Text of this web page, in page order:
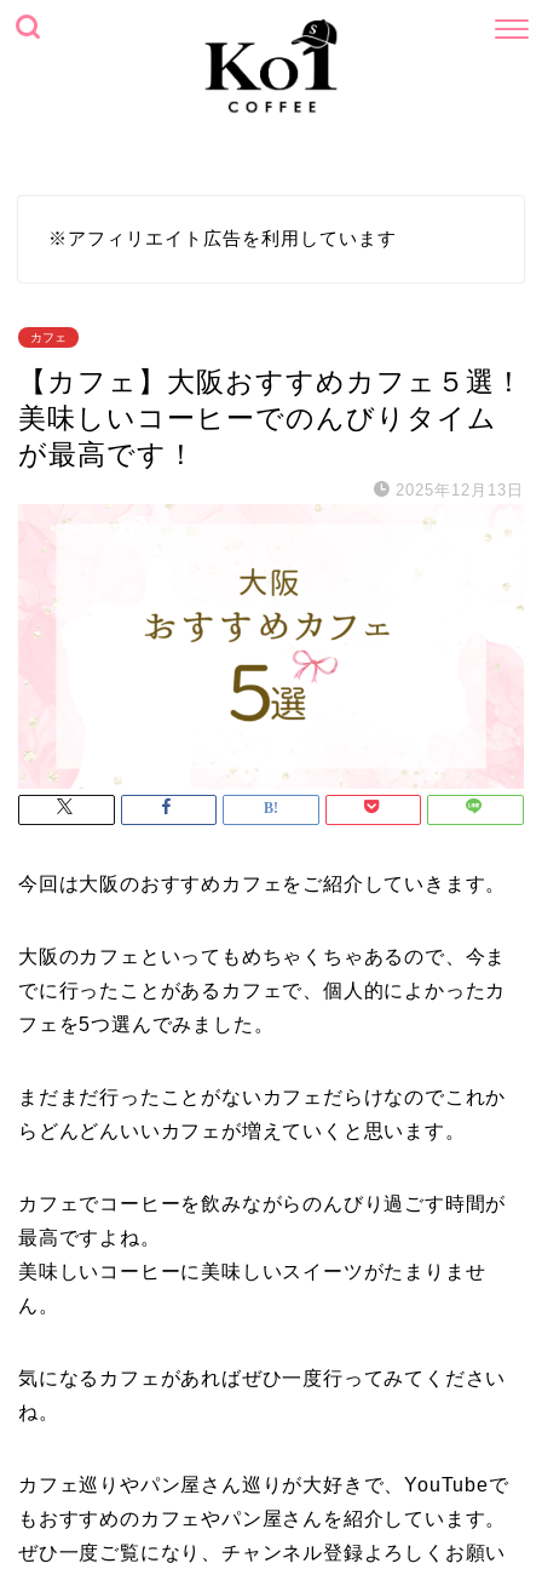
※アフィリエイト広告を利用しています
カフェ
【カフェ】大阪おすすめカフェ５選！
美味しいコーヒーでのんびりタイム
が最高です！
2025年12月13日
今回は大阪のおすすめカフェをご紹介していきます。
大阪のカフェといってもめちゃくちゃあるので、今ま
でに行ったことがあるカフェで、個人的によかったカ
フェを5つ選んでみました。
まだまだ行ったことがないカフェだらけなのでこれか
らどんどんいいカフェが増えていくと思います。
カフェでコーヒーを飲みながらのんびり過ごす時間が
最高ですよね。
美味しいコーヒーに美味しいスイーツがたまりませ
ん。
気になるカフェがあればぜひ一度行ってみてください
ね。
カフェ巡りやパン屋さん巡りが大好きで、YouTubeで
もおすすめのカフェやパン屋さんを紹介しています。
ぜひ一度ご覧になり、チャンネル登録よろしくお願い